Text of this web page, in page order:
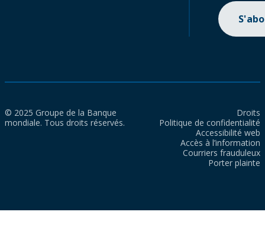
© 2025 Groupe de la Banque
mondiale. Tous droits réservés.
Droits
Politique de confidentialité
Accessibilité web
Accès à l’information
Courriers frauduleux
Porter plainte